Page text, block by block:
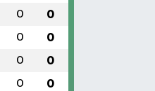
0 0
0 0
0 0
0 0